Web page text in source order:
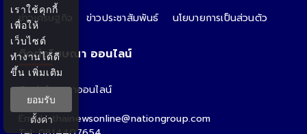
ข่าวเศรษฐกิจ
ข่าวประชาสัมพันธ์ นโยบายการเป็นส่วนตัว
ติดต่อโฆษณา ออนไลน์
ติดต่อโฆษณาออนไลน์
คุณอ้อ
Email : thainewsonline@nationgroup.com
เราใช้คุกกี้
เพื่อให้
เว็บไซต์
ทำงานได้ดี
ขึ้น เพิ่มเติม
ยอมรับ
ตั้งค่า